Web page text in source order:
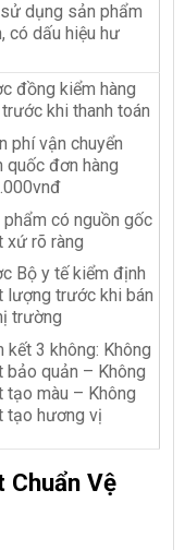
dụng sản phẩm
có dấu hiệu hư
đồng kiểm hàng
trước khi thanh toán
phí vận chuyển
quốc đơn hàng
phẩm có nguồn gốc
xứ rõ ràng
Bộ y tế kiểm định
lượng trước khi bán
trường
kết 3 không: Không
bảo quản – Không
tạo màu – Không
tạo hương vị
Chuẩn Vệ